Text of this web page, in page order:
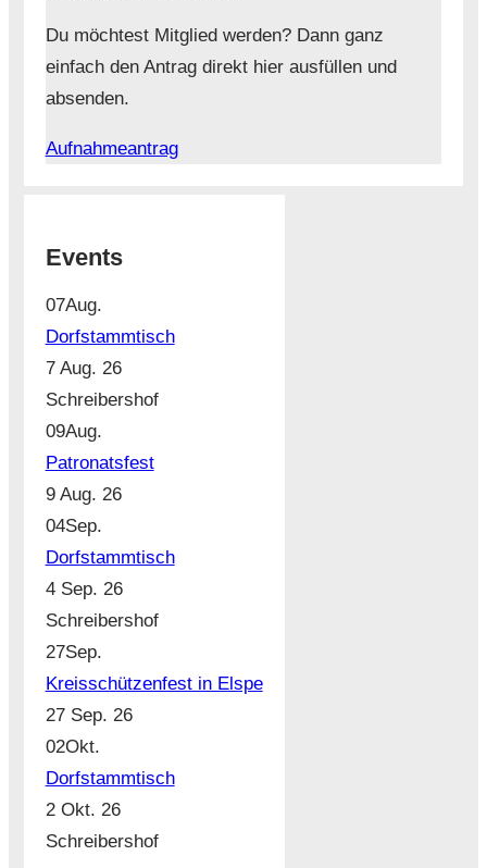
Du möchtest Mitglied werden? Dann ganz
einfach den Antrag direkt hier ausfüllen und
absenden.
Aufnahmeantrag
Events
07Aug.
Dorfstammtisch
7 Aug. 26
Schreibershof
09Aug.
Patronatsfest
9 Aug. 26
04Sep.
Dorfstammtisch
4 Sep. 26
Schreibershof
27Sep.
Kreisschützenfest in Elspe
27 Sep. 26
02Okt.
Dorfstammtisch
2 Okt. 26
Schreibershof